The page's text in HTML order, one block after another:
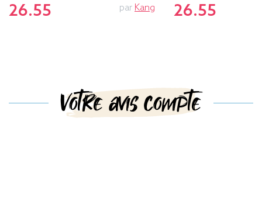
26.55 par Kang 26.55
Votre avis compte